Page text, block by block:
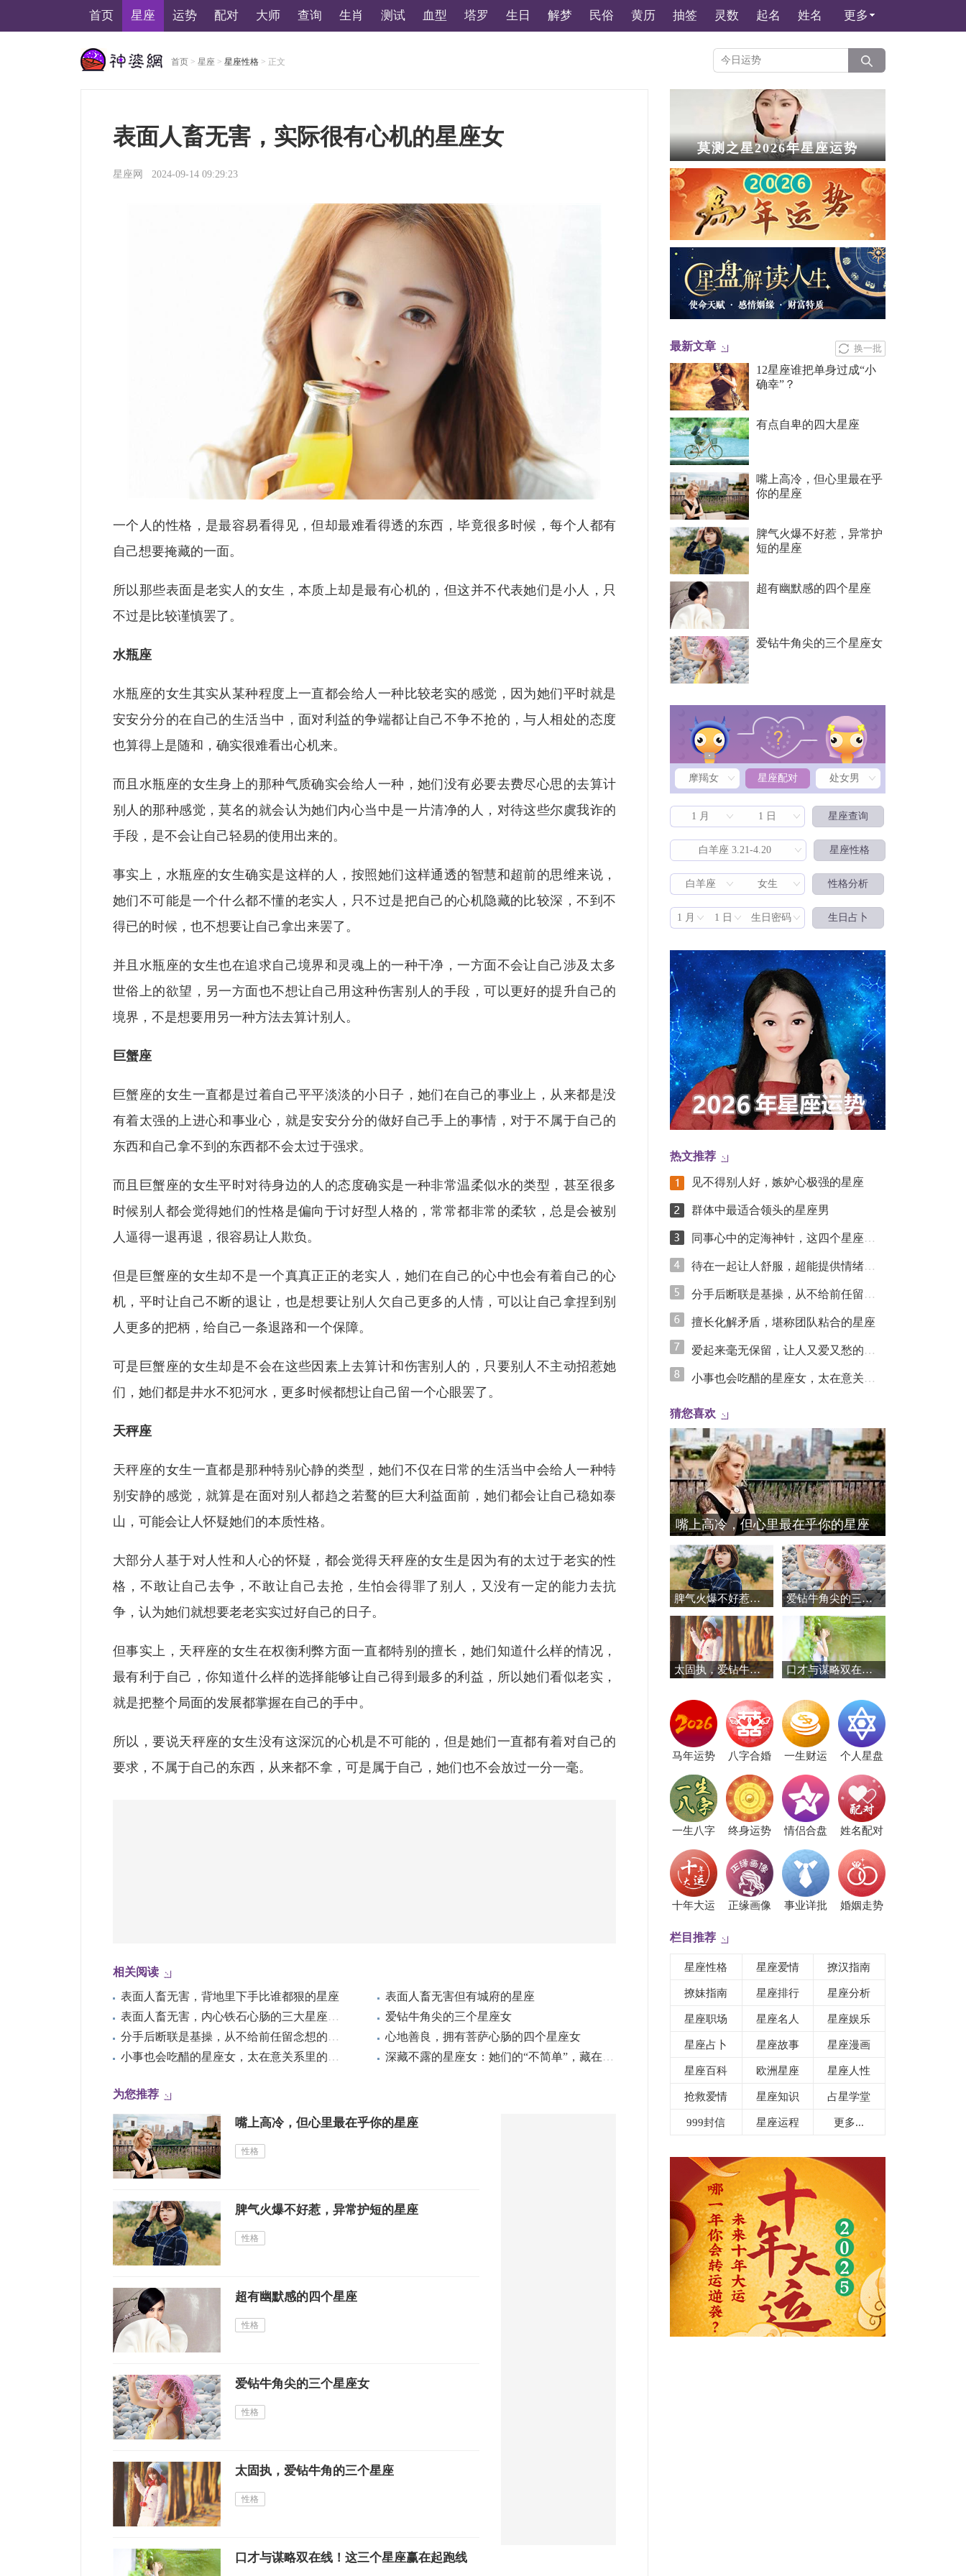
首页 星座 运势 配对 大师 查询 生肖 测试 血型 塔罗 生日 解梦 民俗 黄历 抽签 灵数 起名 姓名 更多
首页 > 星座 > 星座性格 > 正文
表面人畜无害，实际很有心机的星座女
星座网 2024-09-14 09:29:23
一个人的性格，是最容易看得见，但却最难看得透的东西，毕竟很多时候，每个人都有
自己想要掩藏的一面。
所以那些表面是老实人的女生，本质上却是最有心机的，但这并不代表她们是小人，只
不过是比较谨慎罢了。
水瓶座
水瓶座的女生其实从某种程度上一直都会给人一种比较老实的感觉，因为她们平时就是
安安分分的在自己的生活当中，面对利益的争端都让自己不争不抢的，与人相处的态度
也算得上是随和，确实很难看出心机来。
而且水瓶座的女生身上的那种气质确实会给人一种，她们没有必要去费尽心思的去算计
别人的那种感觉，莫名的就会认为她们内心当中是一片清净的人，对待这些尔虞我诈的
手段，是不会让自己轻易的使用出来的。
事实上，水瓶座的女生确实是这样的人，按照她们这样通透的智慧和超前的思维来说，
她们不可能是一个什么都不懂的老实人，只不过是把自己的心机隐藏的比较深，不到不
得已的时候，也不想要让自己拿出来罢了。
并且水瓶座的女生也在追求自己境界和灵魂上的一种干净，一方面不会让自己涉及太多
世俗上的欲望，另一方面也不想让自己用这种伤害别人的手段，可以更好的提升自己的
境界，不是想要用另一种方法去算计别人。
巨蟹座
巨蟹座的女生一直都是过着自己平平淡淡的小日子，她们在自己的事业上，从来都是没
有着太强的上进心和事业心，就是安安分分的做好自己手上的事情，对于不属于自己的
东西和自己拿不到的东西都不会太过于强求。
而且巨蟹座的女生平时对待身边的人的态度确实是一种非常温柔似水的类型，甚至很多
时候别人都会觉得她们的性格是偏向于讨好型人格的，常常都非常的柔软，总是会被别
人逼得一退再退，很容易让人欺负。
但是巨蟹座的女生却不是一个真真正正的老实人，她们在自己的心中也会有着自己的心
机，平时让自己不断的退让，也是想要让别人欠自己更多的人情，可以让自己拿捏到别
人更多的把柄，给自己一条退路和一个保障。
可是巨蟹座的女生却是不会在这些因素上去算计和伤害别人的，只要别人不主动招惹她
们，她们都是井水不犯河水，更多时候都想让自己留一个心眼罢了。
天秤座
天秤座的女生一直都是那种特别心静的类型，她们不仅在日常的生活当中会给人一种特
别安静的感觉，就算是在面对别人都趋之若鹜的巨大利益面前，她们都会让自己稳如泰
山，可能会让人怀疑她们的本质性格。
大部分人基于对人性和人心的怀疑，都会觉得天秤座的女生是因为有的太过于老实的性
格，不敢让自己去争，不敢让自己去抢，生怕会得罪了别人，又没有一定的能力去抗
争，认为她们就想要老老实实过好自己的日子。
但事实上，天秤座的女生在权衡利弊方面一直都特别的擅长，她们知道什么样的情况，
最有利于自己，你知道什么样的选择能够让自己得到最多的利益，所以她们看似老实，
就是把整个局面的发展都掌握在自己的手中。
所以，要说天秤座的女生没有这深沉的心机是不可能的，但是她们一直都有着对自己的
要求，不属于自己的东西，从来都不拿，可是属于自己，她们也不会放过一分一毫。
相关阅读
表面人畜无害，背地里下手比谁都狠的星座
表面人畜无害但有城府的星座
表面人畜无害，内心铁石心肠的三大星座，不要轻易招惹
爱钻牛角尖的三个星座女
分手后断联是基操，从不给前任留念想的星座女
心地善良，拥有菩萨心肠的四个星座女
小事也会吃醋的星座女，太在意关系里的安全感
深藏不露的星座女：她们的“不简单”，藏在细节里
为您推荐
嘴上高冷，但心里最在乎你的星座
性格
脾气火爆不好惹，异常护短的星座
性格
超有幽默感的四个星座
性格
爱钻牛角尖的三个星座女
性格
太固执，爱钻牛角的三个星座
性格
口才与谋略双在线！这三个星座赢在起跑线
莫测之星2026年星座运势
换一批
最新文章
12星座谁把单身过成“小
确幸”？
有点自卑的四大星座
嘴上高冷，但心里最在乎
你的星座
脾气火爆不好惹，异常护
短的星座
超有幽默感的四个星座
爱钻牛角尖的三个星座女
星座配对
摩羯女 星座配对 处女男
1 月 1 日 星座查询
白羊座 3.21-4.20 星座性格
白羊座 女生 性格分析
1 月 1 日 生日密码 生日占卜
热文推荐
见不得别人好，嫉妒心极强的星座
群体中最适合领头的星座男
同事心中的定海神针，这四个星座凭踏实实力圈粉
待在一起让人舒服，超能提供情绪价值的星座
分手后断联是基操，从不给前任留念想的星座女
擅长化解矛盾，堪称团队粘合的星座
爱起来毫无保留，让人又爱又愁的星座
小事也会吃醋的星座女，太在意关系里的安全感
猜您喜欢
嘴上高冷，但心里最在乎你的星座
脾气火爆不好惹，异常护短的星座 爱钻牛角尖的三个星座女
太固执，爱钻牛角的三个星座 口才与谋略双在线！这三个星座赢在起跑线
马年运势 八字合婚 一生财运 个人星盘
一生八字 终身运势 情侣合盘 姓名配对
十年大运 正缘画像 事业详批 婚姻走势
栏目推荐
星座性格 星座爱情 撩汉指南
撩妹指南 星座排行 星座分析
星座职场 星座名人 星座娱乐
星座占卜 星座故事 星座漫画
星座百科 欧洲星座 星座人性
抢救爱情 星座知识 占星学堂
999封信 星座运程 更多...